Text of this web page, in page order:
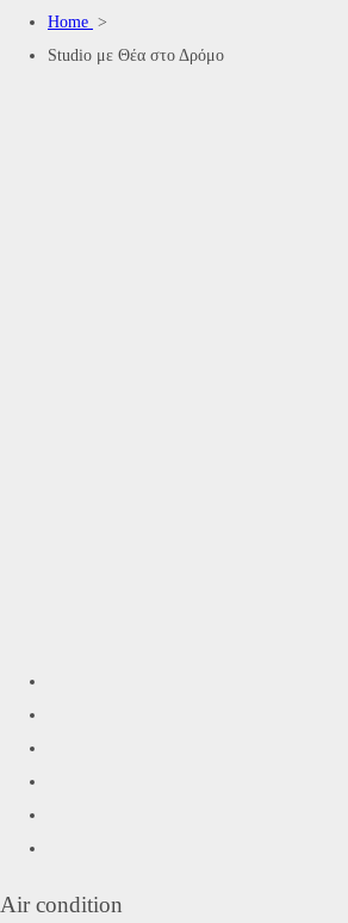
Home >
Studio με Θέα στο Δρόμο
Air condition